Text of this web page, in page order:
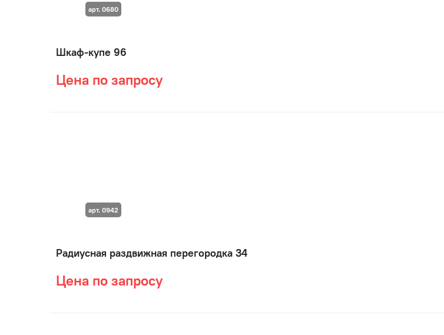
Шкаф-купе 96
Цена по запросу
арт. 0680
Радиусная раздвижная перегородка 34
Цена по запросу
арт. 0942